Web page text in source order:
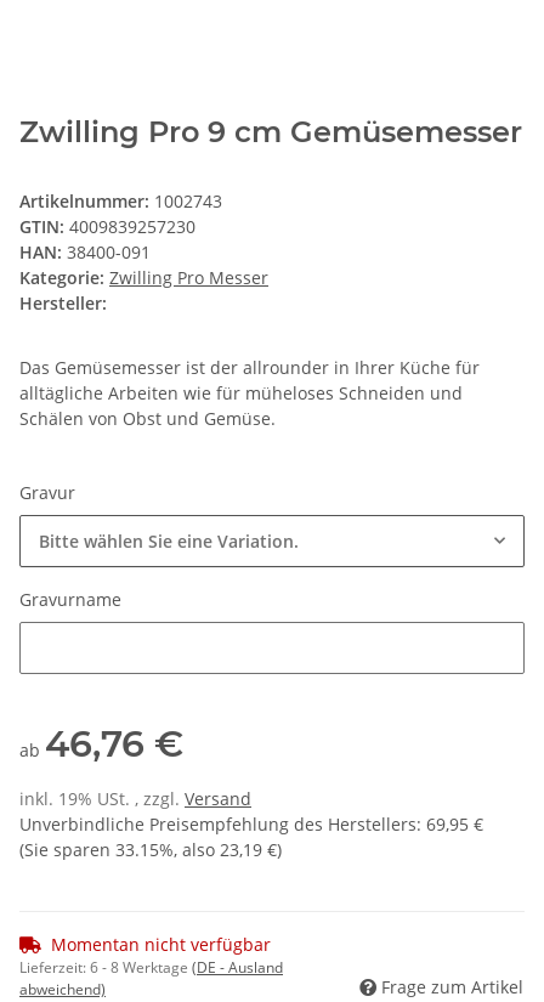
Zwilling Pro 9 cm Gemüsemesser
Artikelnummer: 1002743
GTIN: 4009839257230
HAN: 38400-091
Kategorie: Zwilling Pro Messer
Hersteller:
Das Gemüsemesser ist der allrounder in Ihrer Küche für
alltägliche Arbeiten wie für müheloses Schneiden und
Schälen von Obst und Gemüse.
Gravur
Bitte wählen Sie eine Variation.
Gravurname
ab 46,76 €
inkl. 19% USt. , zzgl. Versand
Unverbindliche Preisempfehlung des Herstellers: 69,95 €
(Sie sparen 33.15%, also 23,19 €)
Momentan nicht verfügbar
Lieferzeit:6 - 8 Werktage (DE - Ausland
abweichend)
Frage zum Artikel